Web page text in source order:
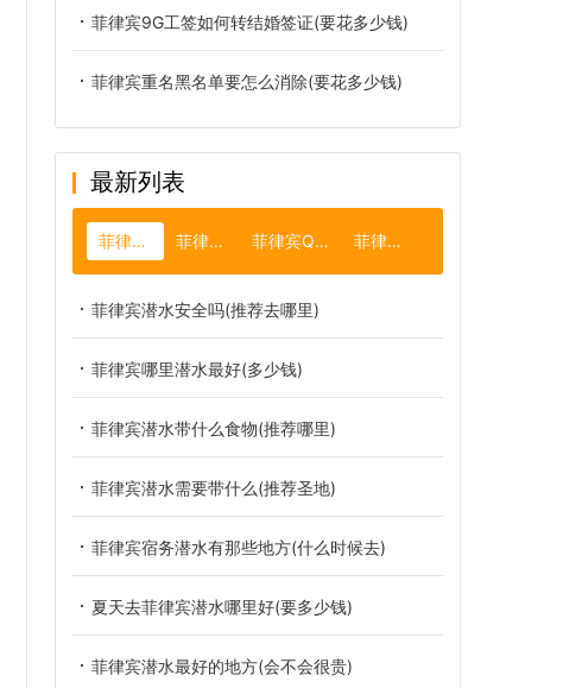
菲律宾9G工签如何转结婚签证(要花多少钱)
菲律宾重名黑名单要怎么消除(要花多少钱)
最新列表
菲律宾潜水 菲律宾比索 菲律宾Q2探亲签 菲律宾长滩岛
菲律宾潜水安全吗(推荐去哪里)
菲律宾哪里潜水最好(多少钱)
菲律宾潜水带什么食物(推荐哪里)
菲律宾潜水需要带什么(推荐圣地)
菲律宾宿务潜水有那些地方(什么时候去)
夏天去菲律宾潜水哪里好(要多少钱)
菲律宾潜水最好的地方(会不会很贵)